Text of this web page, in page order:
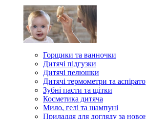
Горщики та ванночки
Дитячі підгузки
Дитячі пелюшки
Дитячі термометри та
Зубні пасти та щітки
Косметика дитяча
Мило, гелі та шампуні
Приладдя для догляду за